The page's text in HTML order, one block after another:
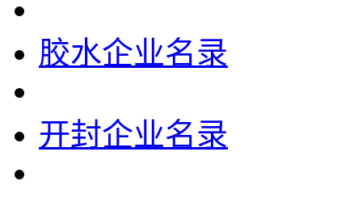
胶水企业名录
开封企业名录